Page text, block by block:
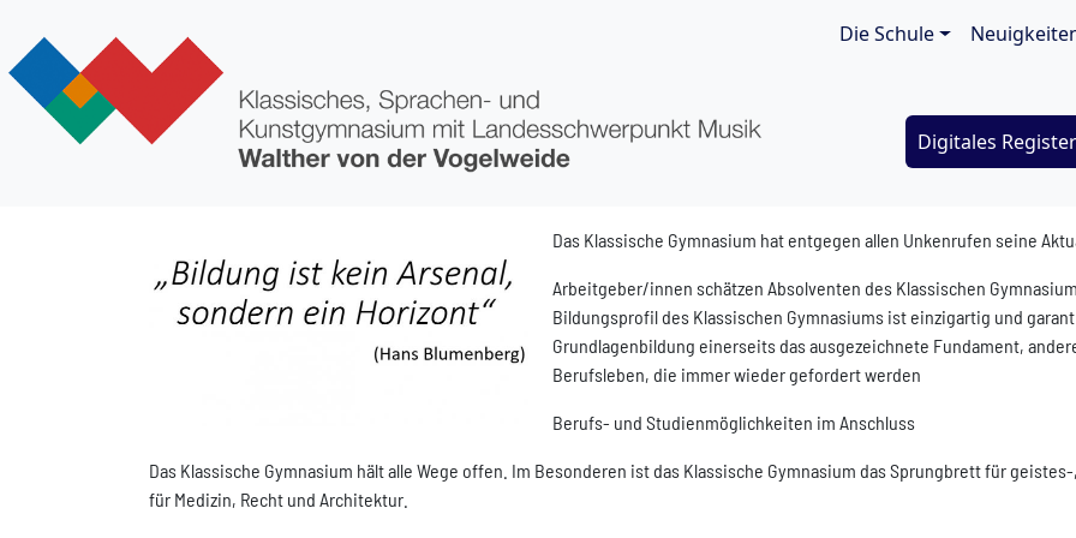
Main
Die Schule
Digitales Register
Das Klassische Gymnasium hat entgegen allen Unkenrufen seine
Arbeitgeber/innen schätzen Absolventen des Klassischen
Bildungsprofil des Klassischen Gymnasiums ist einzigartig und
Grundlagenbildung einerseits das ausgezeichnete Fundament,
Berufsleben, die immer wieder gefordert werden
Berufs- und Studienmöglichkeiten im Anschluss
Das Klassische Gymnasium hält alle Wege offen. Im Besonderen ist das Klassische Gymnasium das Sprungbrett für
für Medizin, Recht und Architektur.